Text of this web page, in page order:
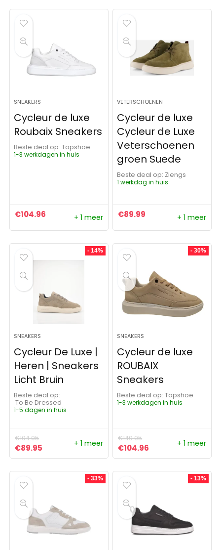
SNEAKERS
Cycleur de luxe
Roubaix Sneakers
Beste deal op:
Topshoe
1-3 werkdagen in huis
€104.96 + 1 meer
VETERSCHOENEN
Cycleur de luxe
Cycleur de Luxe
Veterschoenen
groen Suede
Beste deal op:
Ziengs
1 werkdag in huis
€89.99 + 1 meer
- 14%
SNEAKERS
Cycleur De Luxe |
Heren | Sneakers
Licht Bruin
Beste deal op:
To Be Dressed
1-5 dagen in huis
€104.95
Oorspronkelijke prijs was: €104.95.
€89.95 Huidige prijs is: €89.95.
+ 1 meer
- 30%
SNEAKERS
Cycleur de luxe
ROUBAIX
Sneakers
Beste deal op:
Topshoe
1-3 werkdagen in huis
€149.95
Oorspronkelijke prijs was:
€104.96 Huidige prijs is:
+ 1 meer
- 33% - 13%